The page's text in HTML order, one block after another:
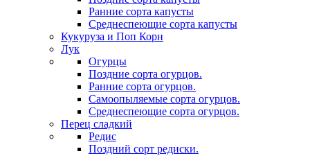
Ранние сорта капусты
Среднеспеющие сорта капусты
Кукуруза и Поп Корн
Лук
Огурцы
Поздние сорта огурцов.
Ранние сорта огурцов.
Самоопыляемые сорта огурцов.
Среднеспеющие сорта огурцов.
Перец сладкий
Редис
Поздний сорт редиски.